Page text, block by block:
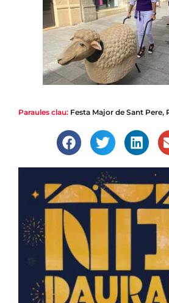
Paraules clau: Festa Major de Sant Pere,